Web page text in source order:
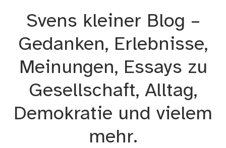
Svens kleiner Blog –
Gedanken, Erlebnisse,
Meinungen, Essays zu
Gesellschaft, Alltag,
Demokratie und vielem
mehr.